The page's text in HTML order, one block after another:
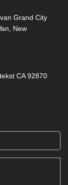
Grand City
New
CA 92870